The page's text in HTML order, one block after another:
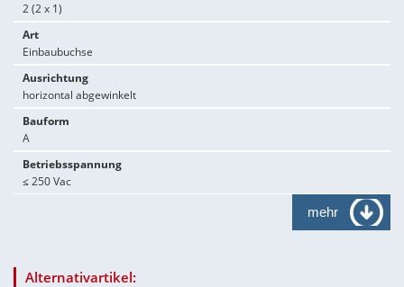
2 (2 x 1)
Art
Einbaubuchse
Ausrichtung
horizontal abgewinkelt
Bauform
A
Betriebsspannung
≤ 250 Vac
mehr
Alternativartikel: